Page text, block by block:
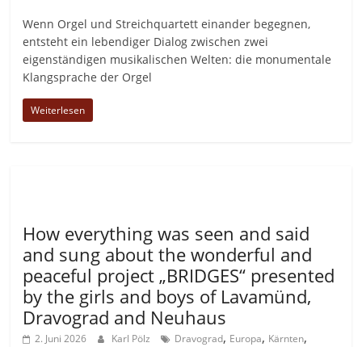
Wenn Orgel und Streichquartett einander begegnen,
entsteht ein lebendiger Dialog zwischen zwei
eigenständigen musikalischen Welten: die monumentale
Klangsprache der Orgel
Weiterlesen
How everything was seen and said
and sung about the wonderful and
peaceful project „BRIDGES“ presented
by the girls and boys of Lavamünd,
Dravograd and Neuhaus
2. Juni 2026 Karl Pölz Dravograd, Europa, Kärnten,